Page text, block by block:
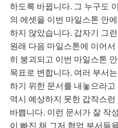
하도록 바뀝니다. 그 누구도
의 에셋을 이번 마일스톤 안
하지 않았습니다. 갑자기 그
원래 다음 마일스톤에 이어
히 붕괴되고 이번 마일스톤
목표로 변합니다. 여러 부서
하기 위한 문서를 내놓으라
역시 예상하지 못한 갑작스
바쁩니다. 이런 문서가 잘 작
이 빠진 채 그저 협업 부서들